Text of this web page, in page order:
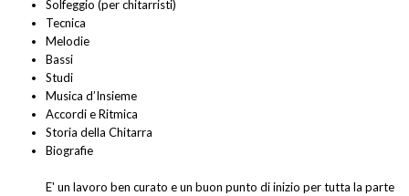
Solfeggio (per chitarristi)
Tecnica
Melodie
Bassi
Studi
Musica d’Insieme
Accordi e Ritmica
Storia della Chitarra
Biografie
E' un lavoro ben curato e un buon punto di inizio per tutta la parte